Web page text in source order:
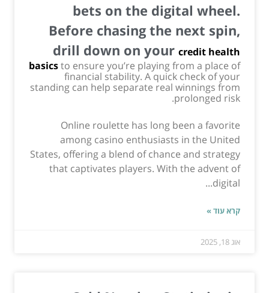
bets on the digital wheel.
Before chasing the next spin,
drill down on your credit health
basicsto ensure you’re playing from a place of
financial stability. A quick check of your
standing can help separate real winnings from
prolonged risk.
Online roulette has long been a favorite
among casino enthusiasts in the United
States, offering a blend of chance and strategy
that captivates players. With the advent of
digital...
קרא עוד »
אוג 18, 2025